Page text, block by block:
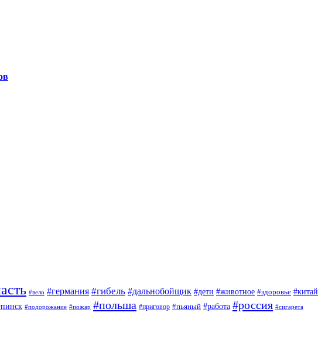
#вело #германия #гибель #дальнобойщик #дети #животное #здоровье #китай
#подорожание #пожар #польша #приговор #пьяный #работа #россия #сигарета